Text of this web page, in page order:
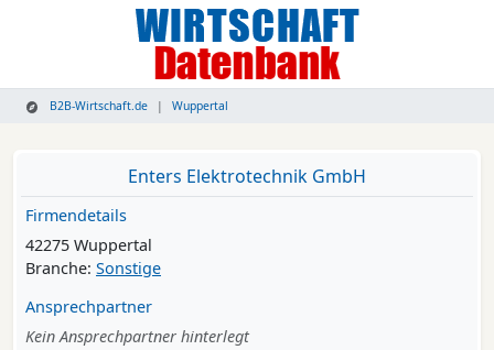
B2B-Wirtschaft.de Wuppertal
Enters Elektrotechnik GmbH
Firmendetails
42275 Wuppertal
Branche: Sonstige
Ansprechpartner
Kein Ansprechpartner hinterlegt